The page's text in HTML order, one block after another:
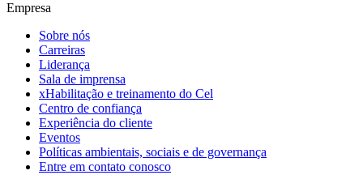
Empresa
Sobre nós
Carreiras
Liderança
Sala de imprensa
xHabilitação e treinamento do Cel
Centro de confiança
Experiência do cliente
Eventos
Políticas ambientais, sociais e de governança
Entre em contato conosco